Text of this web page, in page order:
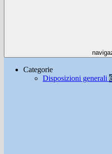
Categorie
Disposizioni generali